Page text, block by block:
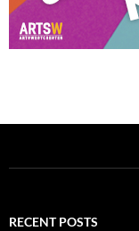
RECENT POSTS